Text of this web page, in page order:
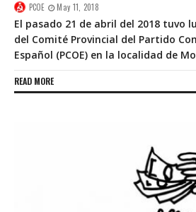
PCOE May 11, 2018
El pasado 21 de abril del 2018 tuvo
del Comité Provincial del Partido
Español (PCOE) en la localidad de
READ MORE